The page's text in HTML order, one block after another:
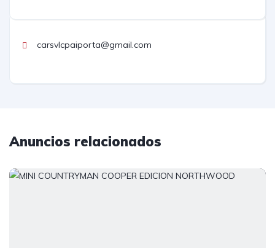
carsvlcpaiporta@gmail.com
Anuncios relacionados